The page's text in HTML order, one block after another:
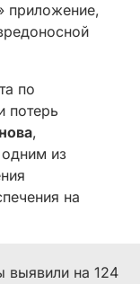
приложение,
по
потерь
,
из
на
выявили на 124